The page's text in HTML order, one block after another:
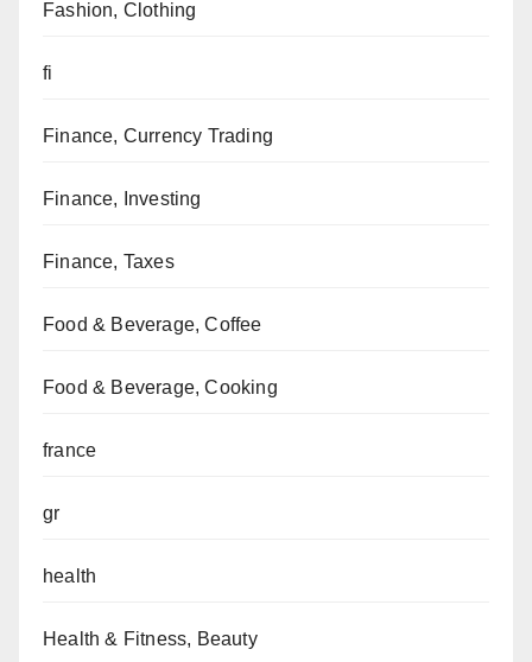
Fashion, Clothing
fi
Finance, Currency Trading
Finance, Investing
Finance, Taxes
Food & Beverage, Coffee
Food & Beverage, Cooking
france
gr
health
Health & Fitness, Beauty